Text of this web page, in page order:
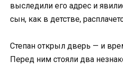
выследили его адрес и
сын, как в детстве,
Степан открыл дверь — и
Перед ним стояли два